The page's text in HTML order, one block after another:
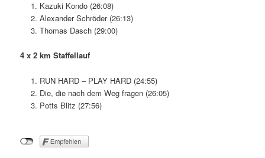
Kazuki Kondo (26:08)
Alexander Schröder (26:13)
Thomas Dasch (29:00)
4 x 2 km Staffellauf
RUN HARD – PLAY HARD (24:55)
Die, die nach dem Weg fragen (26:05)
Potts Blitz (27:56)